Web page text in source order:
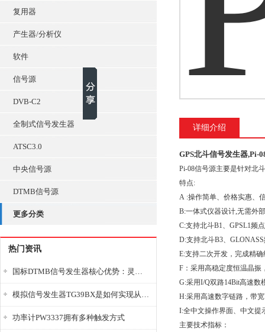
复用器
产生器/分析仪
软件
信号源
DVB-C2
全制式信号发生器
ATSC3.0
中央信号源
DTMB信号源
更多分类
热门资讯
国标DTMB信号发生器核心优势：灵活性与准确性的结合
模拟信号发生器TG39BX是如何实现从直流到交流的波形转换?
功率计PW3337拥有多种触发方式
详细介绍
GPS北斗信号发生器,Pi-
Pi-08信号源主要是针对北
特点:
A :操作简单、价格实惠、
B:一体式仪器设计,无需外
C:支持北斗B1、GPSL1频
D:支持北斗B3、
E:支持二次开发，完成精
F：采用高稳定度恒温晶振
G:采用I/Q双路14Bit高速数
H:采用高速数字链路，带宽
I:全中文操作界面、中文提
主要技术指标：